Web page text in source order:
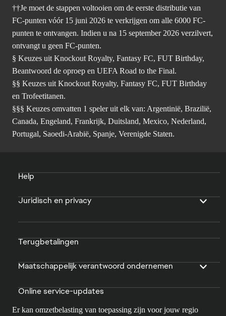
††Je moet de stappen voltooien om de eerste distributie van
FC-punten vóór 15 juni 2026 te verkrijgen om alle 6000 FC-
punten te ontvangen. Indien u na 15 september 2026 verzilvert,
ontvangt u geen FC-punten.
§ Keuzes uit Knockout Royalty, Fantasy FC, FUT Birthday,
Beantwoord de oproep en UEFA Road to the Final.
§§ Keuzes uit Knockout Royalty, Fantasy FC, FUT Birthday
en Trofeetitanen.
§§§ Keuzes omvatten 1 speler uit elk van: Argentinië, Brazilië,
Canada, Engeland, Frankrijk, Duitsland, Mexico, Nederland,
Portugal, Saoedi-Arabië, Spanje, Verenigde Staten.
Help
Juridisch en privacy
Terugbetalingen
Maatschappelijk verantwoord ondernemen
Online service-updates
Er kan omzetbelasting van toepassing zijn voor jouw regio